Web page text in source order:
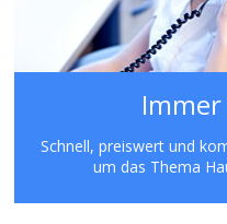
Schnell, preiswert und
um das Thema